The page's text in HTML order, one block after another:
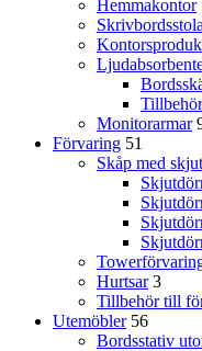
Hemmakontor
Monitorarmar
Förvaring 51
Skåp med
Hurtsar 3
Tillbehör till
Utemöbler 56
Bordsstativ